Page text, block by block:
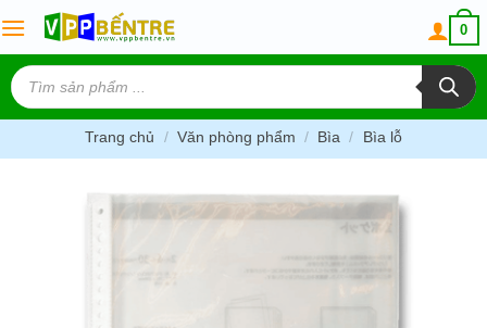
to
content
0
Tìm
kiếm
sản
phẩm
Trang chủ / Văn phòng phẩm / Bìa / Bìa lỗ